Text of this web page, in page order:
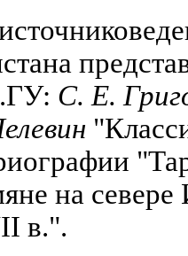
С. Е.
на севере
в.".